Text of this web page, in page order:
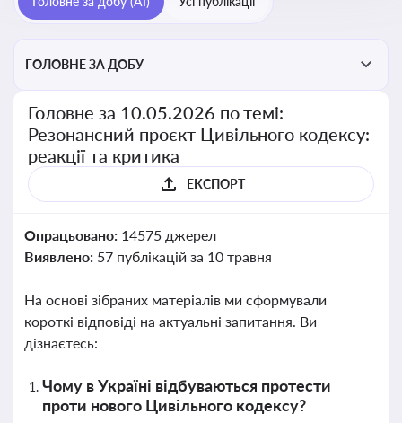
цивільних правовідносин
ГОЛОВНЕ ЗА ДОБУ
Головне за 10.05.2026 по темі:
Резонансний проєкт Цивільного кодексу:
реакції та критика
ЕКСПОРТ
Опрацьовано: 14575 джерел
Виявлено: 57 публікацій за 10 травня
На основі зібраних матеріалів ми сформували
короткі відповіді на актуальні запитання. Ви
дізнаєтесь:
Чому в Україні відбуваються протести
проти нового Цивільного кодексу?